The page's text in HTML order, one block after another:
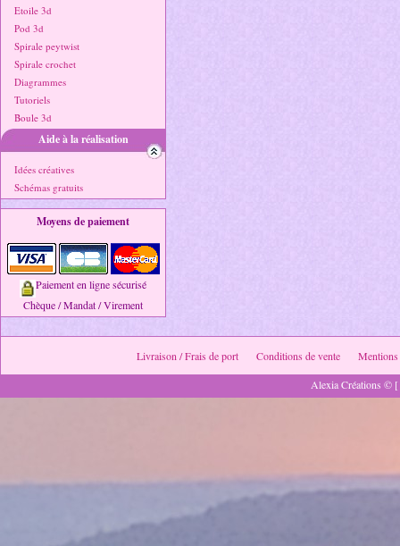
Etoile 3d
Pod 3d
Spirale peytwist
Spirale crochet
Diagrammes
Tutoriels
Boule 3d
Aide à la réalisation
Idées créatives
Schémas gratuits
Moyens de paiement
Paiement en ligne sécurisé
Chèque / Mandat / Virement
Livraison / Frais de port Conditions de vente
Mentions
Alexia Créations ©